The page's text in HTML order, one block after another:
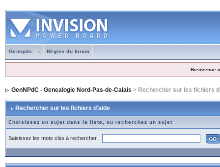
Gennpdc - Règles du forum
Bienvenue
GenNPdC - Genealogie Nord-Pas-de-Calais > Rechercher sur les fichiers
Rechercher sur les fichiers d'aide
Choisissez un sujet dans la liste, ou recherchez un sujet
Saisissez les mots clés à rechercher